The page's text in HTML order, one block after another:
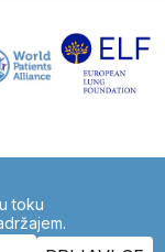
toku